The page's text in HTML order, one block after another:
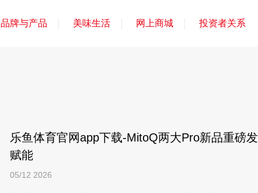
品牌与产品 美味生活 网上商城 投资者关系
乐鱼体育官网app下载-MitoQ两大Pro新品重磅
赋能
05/12 2026